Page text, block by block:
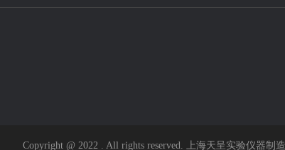
Copyright @ 2022 . All rights reserved. 上海天呈实验仪器制